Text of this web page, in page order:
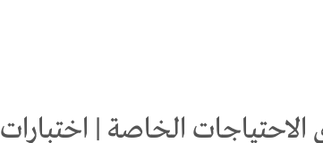
الخاصة | اختبارات